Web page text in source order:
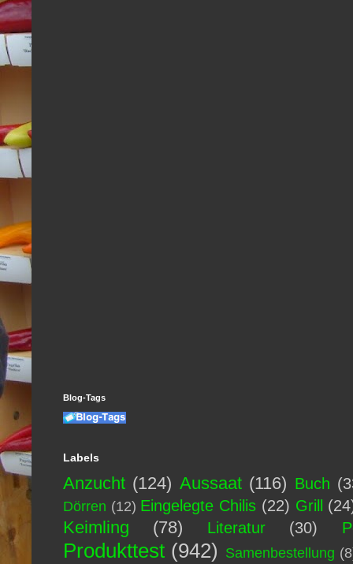
Blog-Tags
Labels
Anzucht (124) Aussaat (116) Buch
Dörren (12) Eingelegte Chilis (22) Grill
Keimling (78) Literatur (30)
Produkttest (942) Samenbestellung